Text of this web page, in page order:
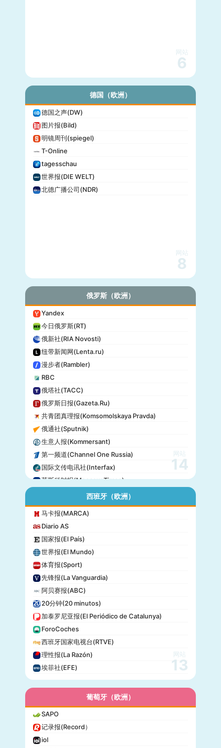
网站
6
德国（欧洲）
德国之声(DW)
图片报(Bild)
明镜周刊(spiegel)
T-Online
tagesschau
世界报(DIE WELT)
北德广播公司(NDR)
网站
8
俄罗斯（欧洲）
Yandex
今日俄罗斯(RT)
俄新社(RIA Novosti)
纽带新闻网(Lenta.ru)
漫步者(Rambler)
RBC
俄塔社(TACC)
俄罗斯日报(Gazeta.Ru)
共青团真理报(Komsomolskaya Pravda)
俄通社(Sputnik)
生意人报(Kommersant)
第一频道(Channel One Russia)
国际文传电讯社(Interfax)
莫斯科时报(Moscow Times)
网站
14
西班牙（欧洲）
马卡报(MARCA)
Diario AS
国家报(El País)
世界报(El Mundo)
体育报(Sport)
先锋报(La Vanguardia)
阿贝赛报(ABC)
20分钟(20 minutos)
加泰罗尼亚报(El Periódico de Catalunya)
ForoCoches
西班牙国家电视台(RTVE)
理性报(La Razón)
埃菲社(EFE)
网站
13
葡萄牙（欧洲）
SAPO
记录报(Record）
iol